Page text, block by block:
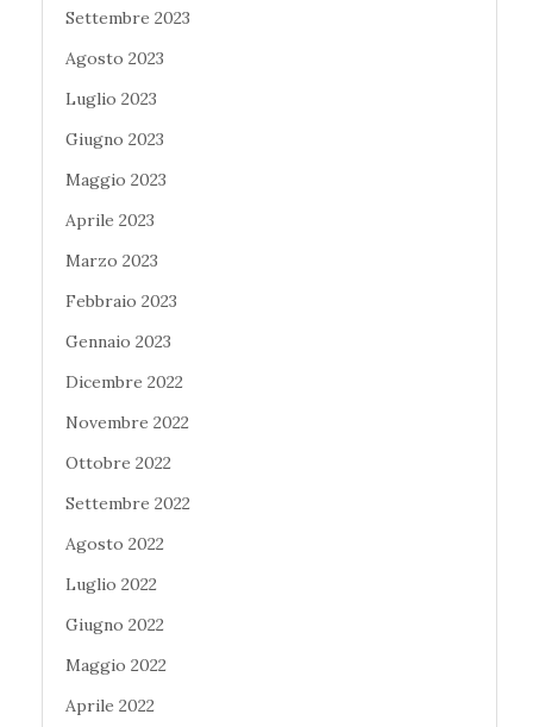
Settembre 2023
Agosto 2023
Luglio 2023
Giugno 2023
Maggio 2023
Aprile 2023
Marzo 2023
Febbraio 2023
Gennaio 2023
Dicembre 2022
Novembre 2022
Ottobre 2022
Settembre 2022
Agosto 2022
Luglio 2022
Giugno 2022
Maggio 2022
Aprile 2022